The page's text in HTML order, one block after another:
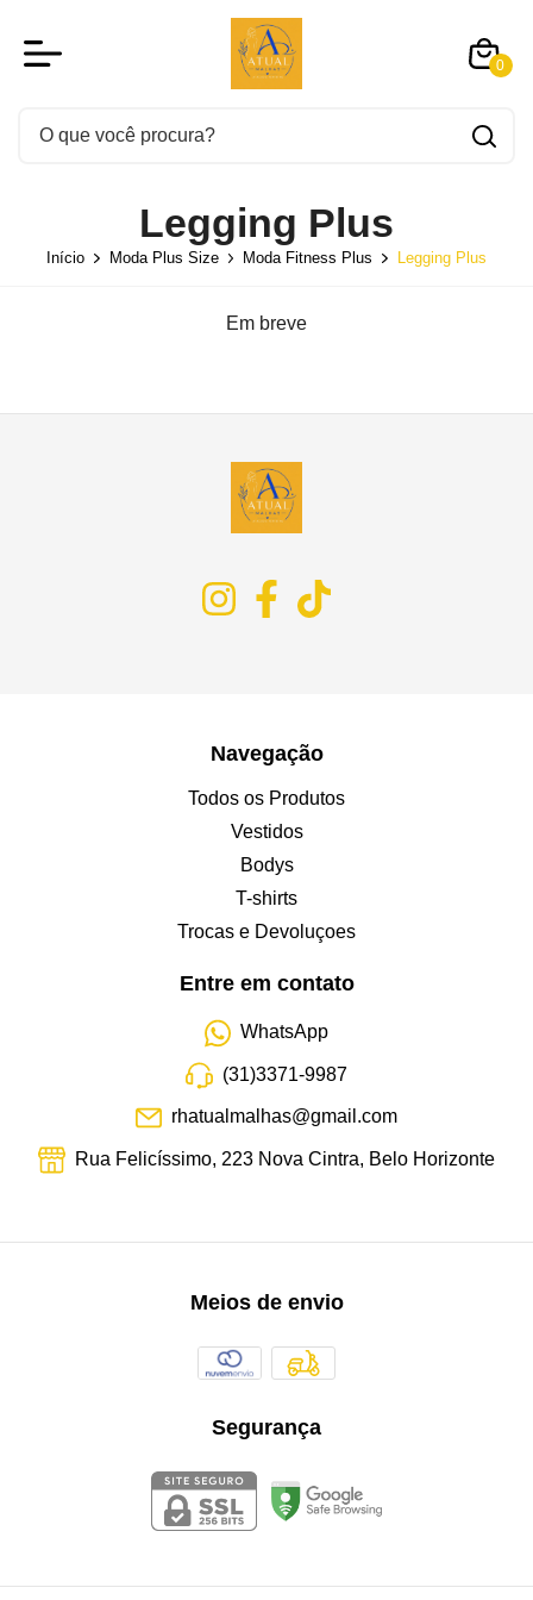
0
Legging Plus
Início Moda Plus Size Moda Fitness Plus Legging Plus
Em breve
Navegação
Todos os Produtos
Vestidos
Bodys
T-shirts
Trocas e Devoluçoes
Entre em contato
WhatsApp
(31)3371-9987
rhatualmalhas@gmail.com
Rua Felicíssimo, 223 Nova Cintra, Belo Horizonte
Meios de envio
Segurança